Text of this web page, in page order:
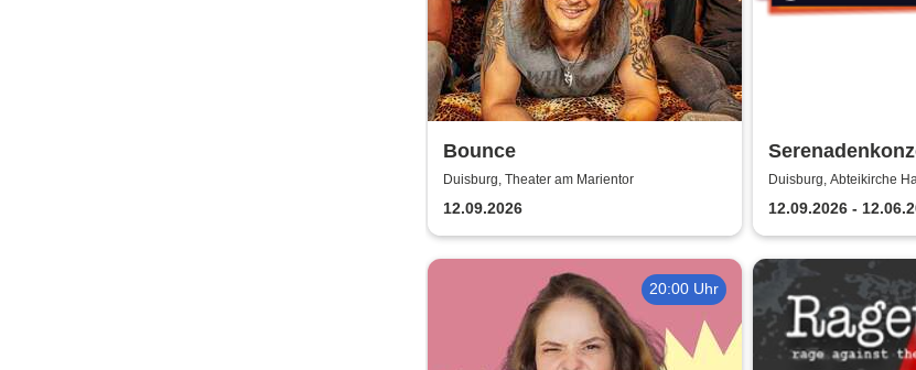
Bounce
Duisburg, Theater am Marientor
12.09.2026
Duisburger
Duisburg, Abteikirche
12.09.2026 -
20:00 Uhr